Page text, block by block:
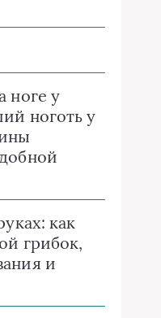
ноге у
ноготь у
как
грибок,
и